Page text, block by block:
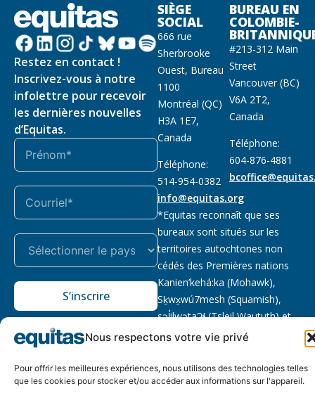
Nous respectons votre vie privé
Pour offrir les meilleures expériences, nous utilisons des technologies telles
que les cookies pour stocker et/ou accéder aux informations sur l'appareil.
Restez en contact !
Inscrivez-vous à notre
infolettre pour recevoir
les dernières nouvelles
d’Equitas.
S’inscrire
SIÈGE
SOCIAL
666 rue
Sherbrooke
Ouest, Bureau
1100
Montréal (QC)
H3A 1E7,
Canada
Téléphone:
514-954-0382
info@equitas.org
BUREAU EN
COLOMBIE-
#213-312 Main
Street
Vancouver (BC)
V6A 2T2,
Canada
Téléphone:
604-876-4881
*Equitas reconnaît que ses
bureaux sont situés sur les
territoires autochtones non
cédés des Premières nations
Kanien’kehá:ka (Mohawk),
Sḵwx̱wú7mesh (Squamish),
səl̓ilwətaɁɬ (Tsleil Waututh) et
xwməθkwəy̓əm (Musqueam).
Notre politique Organisme de
2026 © Equitas – Tous